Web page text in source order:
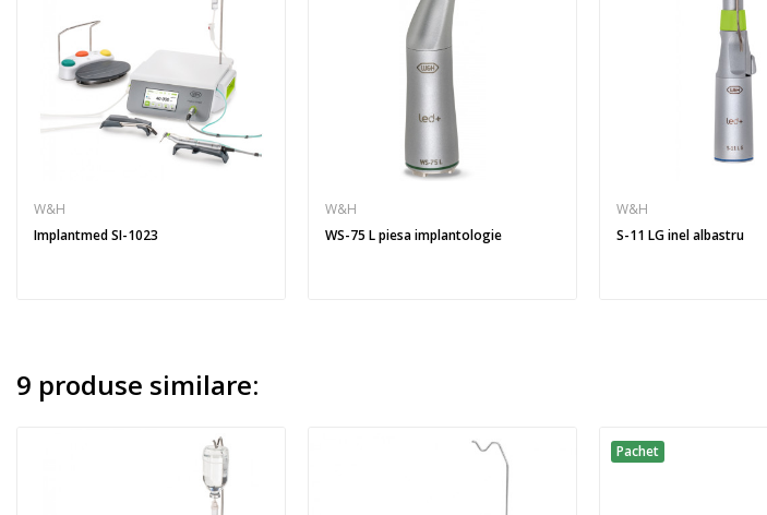
W&H
Implantmed SI-1023
W&H
WS-75 L piesa implantologie
W&H
S-11 LG inel albastru
9 produse similare:
Pachet